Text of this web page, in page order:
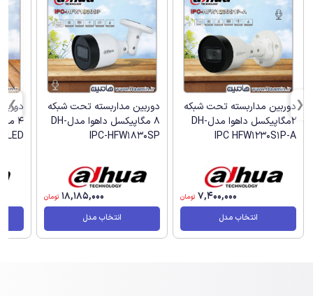
دوربین مداربسته تحت شبکه
2مگاپیکسل داهوا مدلDH-
IPC HFW1230S1P-A
7,400,000 تومان
انتخاب مدل
دوربین مداربسته تحت شبکه
8 مگاپیکسل داهوا مدلDH-
IPC-HFW1830SP
18,185,000 تومان
انتخاب مدل
LED